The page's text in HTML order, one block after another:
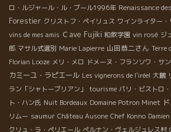
ロ・ルジャール・ル・ブール1996年 Renaissance
Forestier クリストフ・ペイリュス ワインライター・
vins de mes amis Ｃave Fujiki 和飲学園 vin rosé ジ
郎 マサル式選別 Marie Lapierre 山田恭二さん Terre
Florian Looze メリ・メロ ドメーヌ・フランソワ・サ
カミーユ・ラピエール Les vignerons de l'iréel 大鵬
ラン「シャトーブリアン」
tourisme パリ・ビストロ
ト・ハン氏 Nuit Bordeaux Domaine Potron Minet
リムー saumur Château Ausone Chef Konno
クリュ・ラ・ペリエール ぺルナン・ヴェルジュレス村